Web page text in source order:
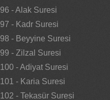
96 - Alak Suresi
97 - Kadr Suresi
98 - Beyyine Suresi
99 - Zilzal Suresi
100 - Adiyat Suresi
101 - Karia Suresi
102 - Tekasür Suresi